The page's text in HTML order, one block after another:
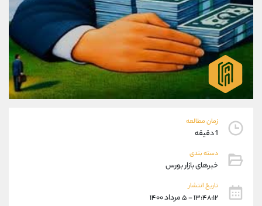
زمان مطالعه
1 دقیقه
دسته بندی
خبرهای بازار بورس
تاریخ انتشار
۱۳:۴۸:۱۲ - ۵ مرداد ۱۴۰۰
پشتیبان فروش (محسن یزدی)
موبایل 09304891085
واتساپ شروع گفتگو
تلگرام @Armteam_admin_103
داخلی 103
پشتیبان فروش
موبایل
تلگرام